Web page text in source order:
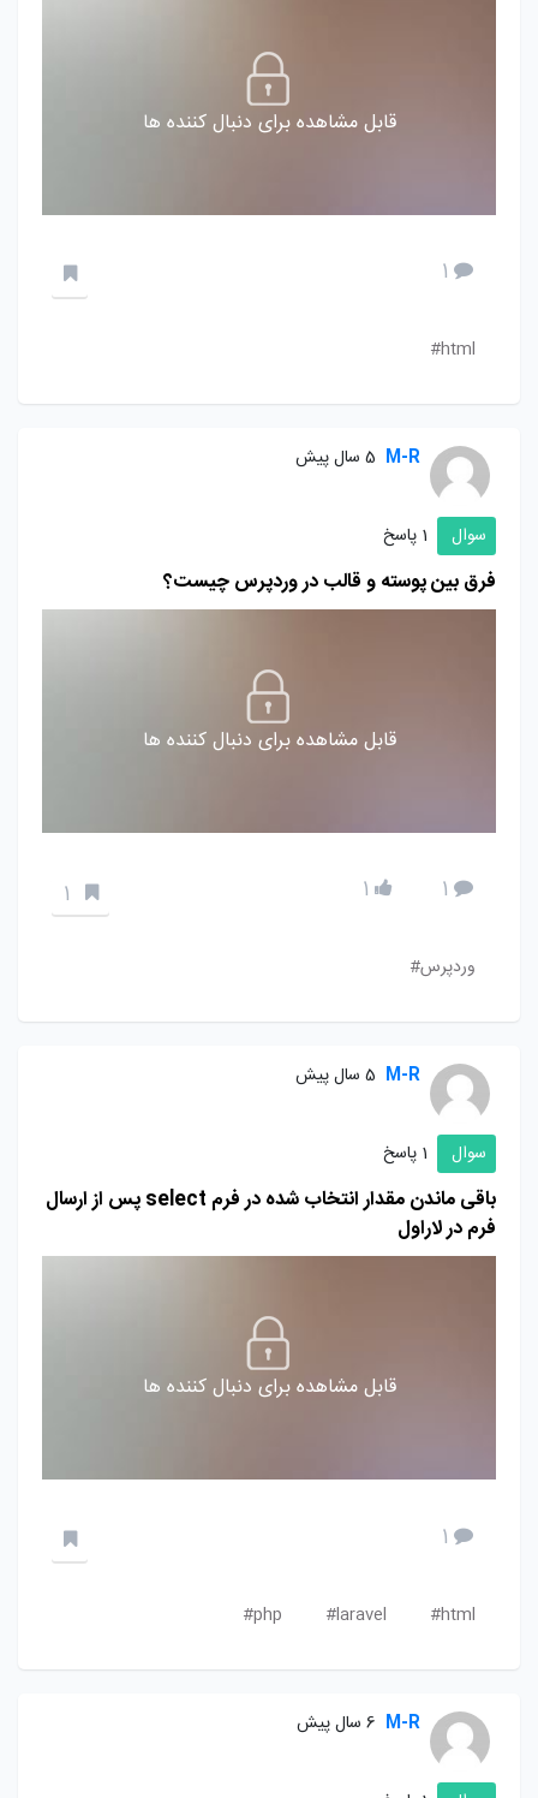
قابل مشاهده برای دنبال کننده ها
1
html#
M-R 5 سال پیش
سوال 1 پاسخ
فرق بین پوسته و قالب در وردپرس چیست؟
قابل مشاهده برای دنبال کننده ها
1
1
1
وردپرس#
M-R 5 سال پیش
سوال 1 پاسخ
باقی ماندن مقدار انتخاب شده در فرم select پس از ارسال
فرم در لاراول
قابل مشاهده برای دنبال کننده ها
1
html#
laravel#
php#
M-R 6 سال پیش